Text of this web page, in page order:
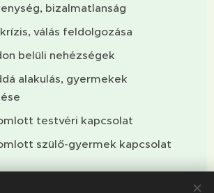
bizalmatlanság
válás feldolgozása
belüli nehézségek
alakulás, gyermekek
testvéri kapcsolat
szülő-gyermek kapcsolat